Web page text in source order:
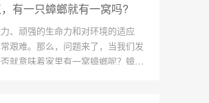
有一只蟑螂就有一窝吗?
、顽强的生命力和对环境的适应
艰难。那么，问题来了，当我们发
就意味着家里有一窝蟑螂呢？蟑螂